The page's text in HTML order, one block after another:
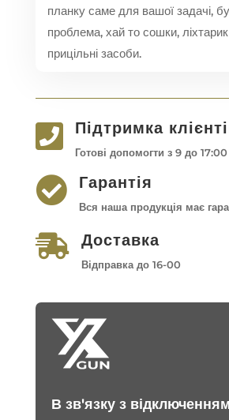
планку саме для вашої задачі,
проблема, хай то сошки,
прицільні засоби.
 Підтримка
Готові допомогти з 9 до 17:00
 Гарантія
Вся наша продукція має
 Доставка
Відправка до 16-00
В зв'язку з